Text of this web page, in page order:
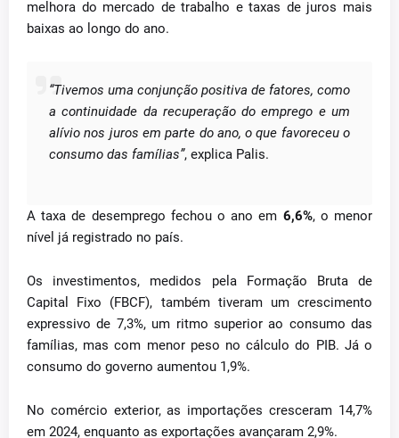
melhora do mercado de trabalho e taxas de juros mais
baixas ao longo do ano.
“Tivemos uma conjunção positiva de fatores, como
a continuidade da recuperação do emprego e um
alívio nos juros em parte do ano, o que favoreceu o
consumo das famílias”, explica Palis.
A taxa de desemprego fechou o ano em 6,6%, o menor
nível já registrado no país.
Os investimentos, medidos pela Formação Bruta de
Capital Fixo (FBCF), também tiveram um crescimento
expressivo de 7,3%, um ritmo superior ao consumo das
famílias, mas com menor peso no cálculo do PIB. Já o
consumo do governo aumentou 1,9%.
No comércio exterior, as importações cresceram 14,7%
em 2024, enquanto as exportações avançaram 2,9%.